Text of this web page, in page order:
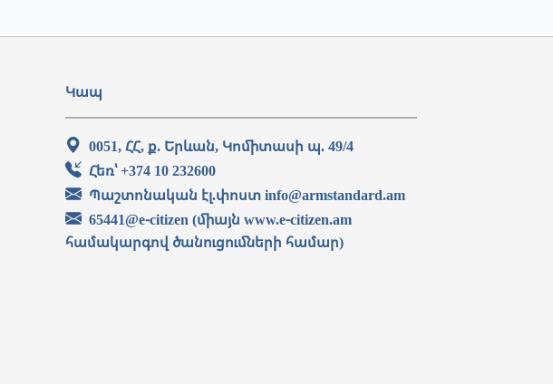
Կապ
0051, ՀՀ, ք. Երևան, Կոմիտասի պ. 49/4
Հեռ՝ +374 10 232600
Պաշտոնական էլ.փոստ info@armstandard.am
65441@e-citizen (միայն www.e-citizen.am
համակարգով ծանուցումների համար)